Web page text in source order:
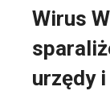
Wirus
urzędy i